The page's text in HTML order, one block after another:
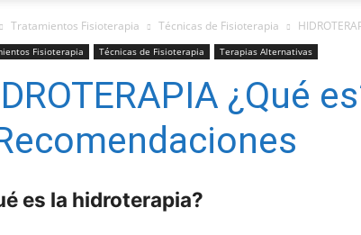
Tratamientos Fisioterapia Técnicas de Fisioterapia
Fisioterapia Técnicas de Fisioterapia Terapias Alternativas
¿Qué
es la hidroterapia?